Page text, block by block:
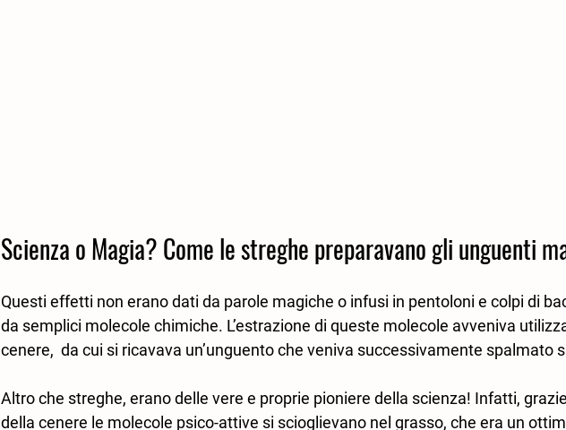
Scienza o Magia? Come le streghe preparavano gli unguenti
Questi effetti non erano dati da parole magiche o infusi in pentoloni e colpi di
da semplici molecole chimiche. L’estrazione di queste molecole avveniva
cenere,  da cui si ricavava un’unguento che veniva successivamente spalmato
Altro che streghe, erano delle vere e proprie pioniere della scienza! Infatti,
della cenere le molecole psico-attive si scioglievano nel grasso, che era un